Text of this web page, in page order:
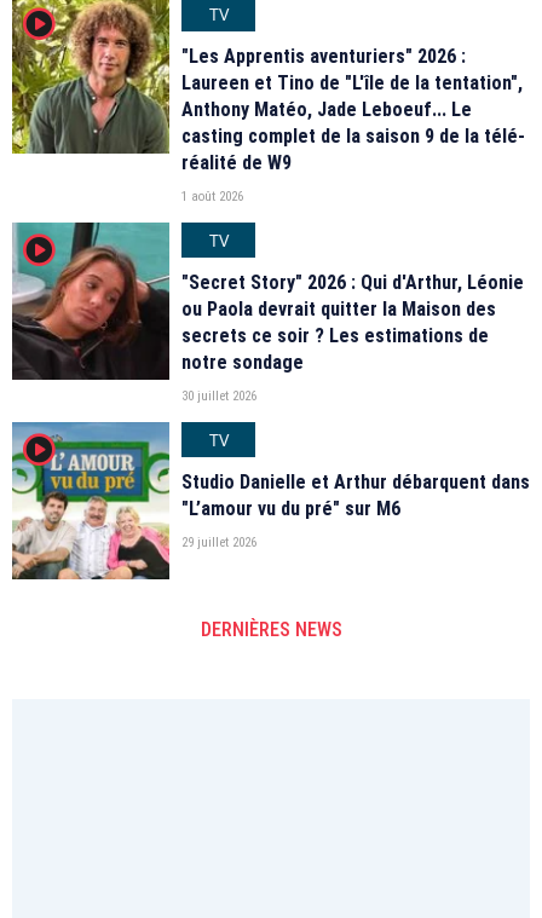
player2
TV
"Les Apprentis aventuriers" 2026 :
Laureen et Tino de "L'île de la tentation",
Anthony Matéo, Jade Leboeuf... Le
casting complet de la saison 9 de la télé-
réalité de W9
1 août 2026
player2
TV
"Secret Story" 2026 : Qui d'Arthur, Léonie
ou Paola devrait quitter la Maison des
secrets ce soir ? Les estimations de
notre sondage
30 juillet 2026
player2
TV
Studio Danielle et Arthur débarquent dans
"L’amour vu du pré" sur M6
29 juillet 2026
DERNIÈRES NEWS